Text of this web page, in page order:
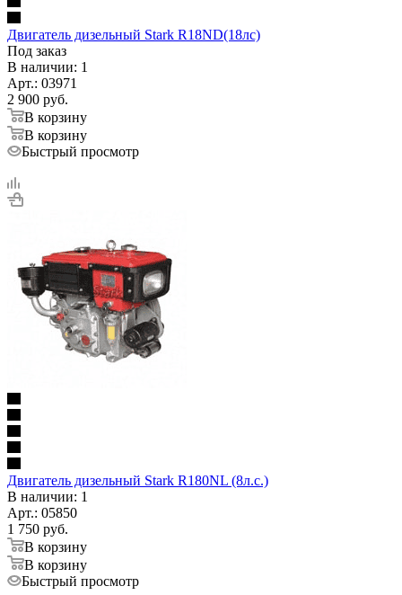
Двигатель дизельный Stark R18ND(18лс)
Под заказ
В наличии: 1
Арт.: 03971
2 900 руб.
В корзину
В корзину
Быстрый просмотр
Двигатель дизельный Stark R180NL (8л.с.)
В наличии: 1
Арт.: 05850
1 750 руб.
В корзину
В корзину
Быстрый просмотр